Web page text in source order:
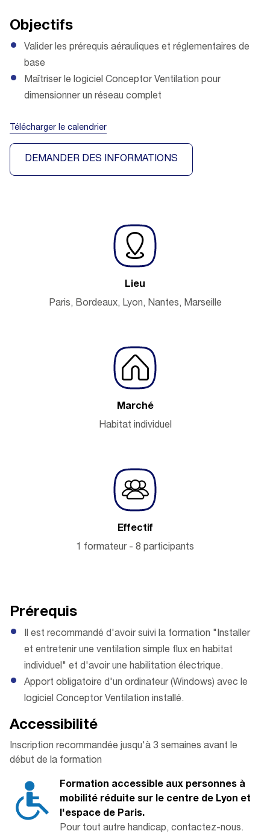
Objectifs
Valider les prérequis aérauliques et réglementaires de
base
Maîtriser le logiciel Conceptor Ventilation pour
dimensionner un réseau complet
Télécharger le calendrier
DEMANDER DES INFORMATIONS
Lieu
Paris, Bordeaux, Lyon, Nantes, Marseille
Marché
Habitat individuel
Effectif
1 formateur - 8 participants
Prérequis
Il est recommandé d'avoir suivi la formation "Installer
et entretenir une ventilation simple flux en habitat
individuel" et d'avoir une habilitation électrique.
Apport obligatoire d'un ordinateur (Windows) avec le
logiciel Conceptor Ventilation installé.
Accessibilité
Inscription recommandée jusqu'à 3 semaines avant le
début de la formation
Formation accessible aux personnes à
mobilité réduite sur le centre de Lyon et
l'espace de Paris.
Pour tout autre handicap, contactez-nous.